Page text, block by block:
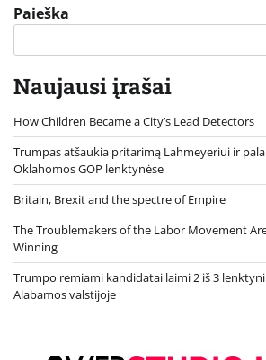
Paieška
Naujausi įrašai
How Children Became a City’s Lead Detectors
Trumpas atšaukia pritarimą Lahmeyeriui ir
Oklahomos GOP lenktynėse
Britain, Brexit and the spectre of Empire
The Troublemakers of the Labor Movement
Winning
Trumpo remiami kandidatai laimi 2 iš 3
Alabamos valstijoje